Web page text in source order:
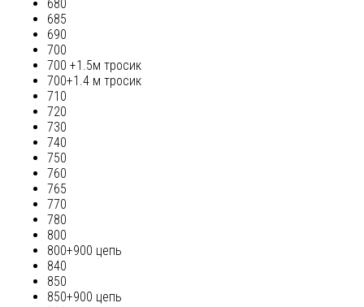
680
685
690
700
700 +1.5м тросик
700+1.4 м тросик
710
720
730
740
750
760
765
770
780
800
800+900 цепь
840
850
850+900 цепь